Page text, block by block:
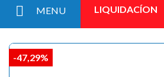
MENU LIQUIDACÍON
-47,29%